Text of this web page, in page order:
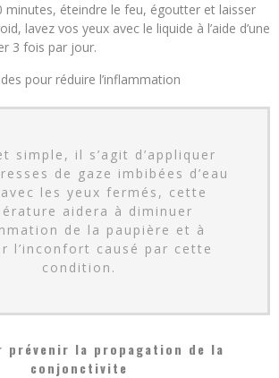
minutes, éteindre le feu, égoutter et laisser
lavez vos yeux avec le liquide à l’aide d’une
3 fois par jour.
pour réduire l’inflammation
simple, il s’agit d’appliquer
de gaze imbibées d’eau
les yeux fermés, cette
aidera à diminuer
de la paupière et à
l’inconfort causé par cette
condition.
prévenir la propagation de la
conjonctivite